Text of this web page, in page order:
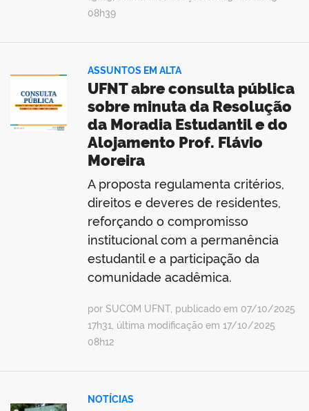
08h39
ASSUNTOS EM ALTA
UFNT abre consulta pública
sobre minuta da Resolução
da Moradia Estudantil e do
Alojamento Prof. Flávio
Moreira
A proposta regulamenta critérios,
direitos e deveres de residentes,
reforçando o compromisso
institucional com a permanência
estudantil e a participação da
comunidade acadêmica.
por SUCOM UFNT, publicado em 07/10/2025
17h31, última modificação em 17/10/2025
08h12
NOTÍCIAS